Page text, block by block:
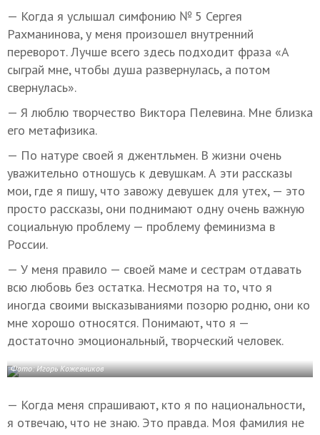
— Когда я услышал симфонию № 5 Сергея
Рахманинова, у меня произошел внутренний
переворот. Лучше всего здесь подходит фраза «А
сыграй мне, чтобы душа развернулась, а потом
свернулась».
— Я люблю творчество Виктора Пелевина. Мне близка
его метафизика.
— По натуре своей я джентльмен. В жизни очень
уважительно отношусь к девушкам. А эти рассказы
мои, где я пишу, что завожу девушек для утех, — это
просто рассказы, они поднимают одну очень важную
социальную проблему — проблему феминизма в
России.
— У меня правило — своей маме и сестрам отдавать
всю любовь без остатка. Несмотря на то, что я
иногда своими высказываниями позорю родню, они ко
мне хорошо относятся. Понимают, что я —
достаточно эмоциональный, творческий человек.
Фото: Игорь Кожевников
— Когда меня спрашивают, кто я по национальности,
я отвечаю, что не знаю. Это правда. Моя фамилия не